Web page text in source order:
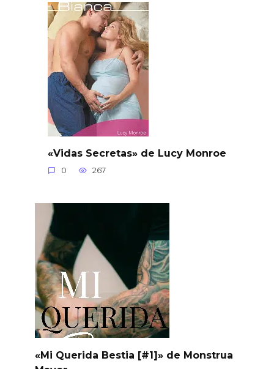
«Vidas Secretas» de Lucy Monroe
0 267
«Mi Querida Bestia [#1]» de Monstrua